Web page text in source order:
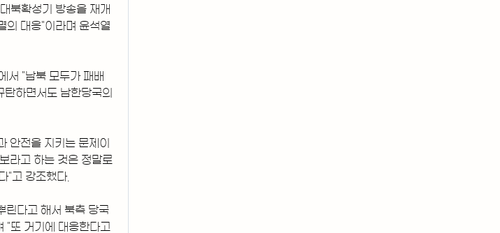
북확성기 방송을 재개
의 대응"이라며 윤석열
서 "남북 모두가 패배
하면서도 남한당국의
안전을 지키는 문제이
라고 하는 것은 정말로
"고 강조했다.
린다고 해서 북측 당국
"또 거기에 대응한다고